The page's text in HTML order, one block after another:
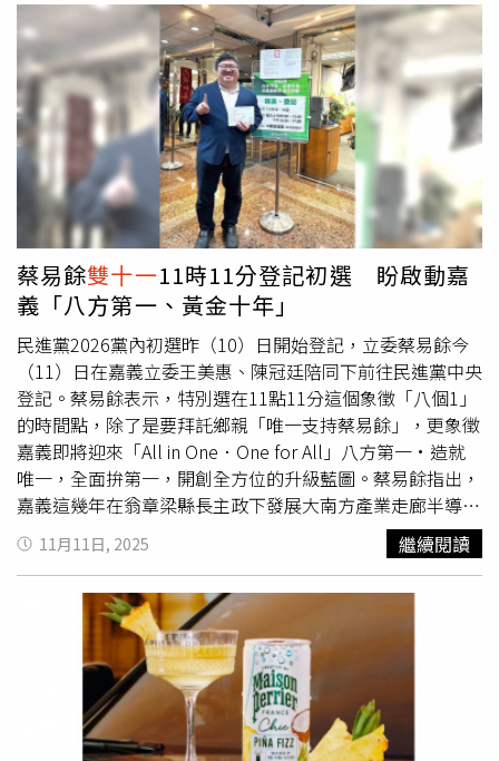
美拆卸、還原吊牌」的技巧。針對這樣的情況，吊牌製造業
者為此持續升級產品，包括推出一次性鎖扣、絲帶式吊牌，
甚至加入密碼鎖機制，防止拆卸重裝。對於這樣的現象，上
海市消保委副秘書長唐健盛則表示，這樣的現象實屬無奈，
說明部分消費者濫用退貨政策，令商家難以承受商業風險。
他指出，依據法律規定，退貨商品原則上應能二次銷售，但
目前尚無明確標準。平台為追求市佔與交易量，往往傾向要
求商家無條件接受退貨，這對中小型商戶而言壓力尤大。
校安、居安及資安」，與法務部核心業務緊密相關，本部所
屬各機關應強力落實「五打七安」政策，包括檢察機關加強
查辦重大犯罪案件，及行政執行機關辦理專案加強執行滯納
公法上金錢給付義務人名下財產。這次拍賣的泰達幣，為士
檢偵辦國內知名虛擬通貨業者涉詐欺、洗錢等案所查扣之不
法所得，強力阻斷詐騙金流、積極維護被害人的權益，黃世
杰強調，行政執行機關應積極協助檢察機關辦理囑託執行變
價業務，透過跨機關合作共同打擊犯罪、才能維護民眾權
益。未來將持續結合檢察、執行及警察力量，落實「剝奪不
法、還利於民」，讓人民安心、社會清朗。 本次拍賣會成
果豐碩，其中士檢偵辦幣想科技公司人員所涉詐欺案，查扣
三名被告持有之犯罪所得「泰達幣」（USDT）64萬餘顆，
吸引21組買家熱烈競標，經多輪激烈出價後，最終成功賣出
其中29萬餘顆，拍定總額達928萬餘元，該筆拍賣所得將全
數交由士檢保管，用以保全未來之沒收與求償，澈底剝奪犯
罪所得，杜絕犯罪誘因，並將不法所得發還被害人。此外，
陽信、板信、華泰、三信等各家銀行股票，及部分塑身衣、
褲襪、永生花、普洱茶、奶茶、女裝等標的，亦順利拍出，
拍定金額合計8萬餘元，拍賣成果亮眼。士檢查扣詐團幣想
科技公司29萬餘顆泰達幣，遭士林執行分署拍定總額達928
萬餘元。（圖／法務部提供）
蔡易餘雙十一11時11分登記初選 盼啟動嘉
義「八方第一、黃金十年」
民進黨2026黨內初選昨（10）日開始登記，立委蔡易餘今
（11）日在嘉義立委王美惠、陳冠廷陪同下前往民進黨中央
登記。蔡易餘表示，特別選在11點11分這個象徵「八個1」
的時間點，除了是要拜託鄉親「唯一支持蔡易餘」，更象徵
嘉義即將迎來「All in One．One for All」八方第一·造就
唯一，全面拚第一，開創全方位的升級藍圖。蔡易餘指出，
嘉義這幾年在翁章梁縣長主政下發展大南方產業走廊半導體
科技園區，未來在民雄也有航太園區等等，這些園區落成，
會讓嘉義從農業縣市朝農工科技大縣發展，這次登記初選要
讓嘉義創造八個第一，產業、觀光、社福、醫療、交通、治
安、教育、文化領域都要拔得頭籌。蔡易餘表示，自己接下
來兩個月會努力拼這場初選，把最好的呈現給嘉義鄉親。感
謝王美惠、陳冠廷兩位委員陪同登記，「我們是堅強嘉義
隊，只要對嘉義最好，絕對全力以赴」。對於議員黃榮利的
挑戰，蔡易餘表示，大家都是嘉義隊，大原則下沒有分什麼
系，只要對嘉義最好就全力爭取。民進黨制度中，縣長卸任
11月11日, 2025 繼續閱讀